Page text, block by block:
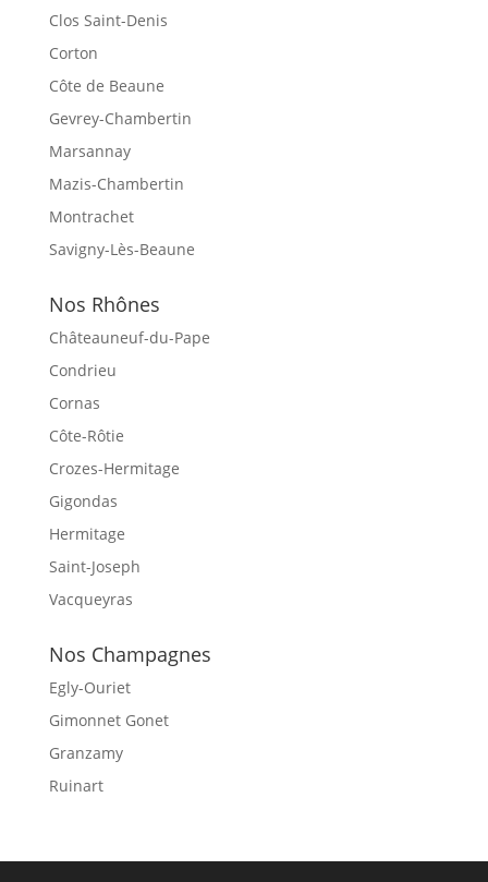
Clos Saint-Denis
Corton
Côte de Beaune
Gevrey-Chambertin
Marsannay
Mazis-Chambertin
Montrachet
Savigny-Lès-Beaune
Nos Rhônes
Châteauneuf-du-Pape
Condrieu
Cornas
Côte-Rôtie
Crozes-Hermitage
Gigondas
Hermitage
Saint-Joseph
Vacqueyras
Nos Champagnes
Egly-Ouriet
Gimonnet Gonet
Granzamy
Ruinart